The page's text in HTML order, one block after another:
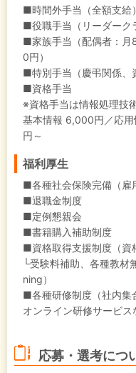
■時間外手当（全額支給）
■役職手当（リーダーク
■家族手当（配偶者：
0円）
■特別手当（慶弔関係、
■資格手当
※資格手当は情報処理技
基本情報 6,000円／応
円～
福利厚生
■各種社会保険完備（雇
■退職金制度
■定例懇親会
■書籍購入補助制度
■資格取得支援制度（資
└受験料補助、各種教材
ning）
■各種研修制度（社内集
オンライン研修サービス
応募・選考につ